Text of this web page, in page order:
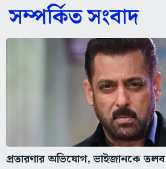
সম্পর্কিত সংবাদ
প্রতারণার অভিযোগ, ভাইজানকে